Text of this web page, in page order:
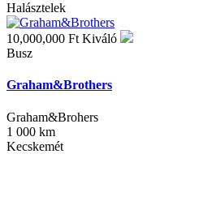
Halásztelek
10,000,000 Ft Kiváló
Busz
Graham&Brothers
Graham&Brohers
1 000 km
Kecskemét